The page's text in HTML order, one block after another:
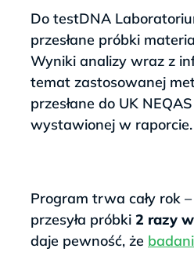
Do testDNA
przesłane próbki
Wyniki analizy wraz z
temat zastosowanej
przesłane do UK
wystawionej w raporcie.
Program trwa cały rok
przesyła próbki 2 razy
daje pewność, że